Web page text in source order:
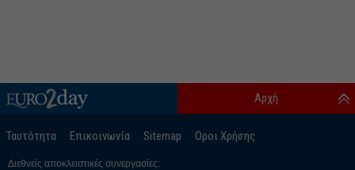
Ταυτότητα Επικοινωνία Sitemap Οροι Χρήσης
Αρχή
Διεθνείς αποκλειστικές συνεργασίες: